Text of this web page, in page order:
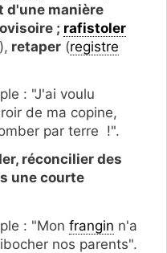
d'une manière
; rafistoler
retaper(registre
: "J'ai voulu
de ma copine,
par terre !".
réconcilier des
une courte
: "Mon frangin n'a
nos parents".